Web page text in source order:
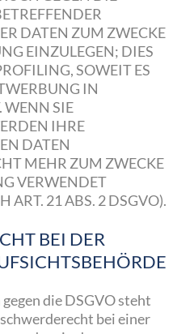
DATEN ZUM ZWECKE
EINZULEGEN; DIES
SOWEIT ES
IN
WENN SIE
IHRE
DATEN
MEHR ZUM ZWECKE
VERWENDET
ART. 21 ABS. 2 DSGVO).
BEI DER
die DSGVO steht
bei einer